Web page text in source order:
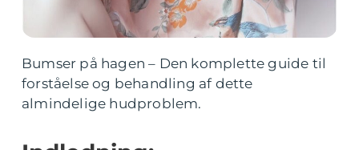
Bumser på hagen – Den komplette guide til
forståelse og behandling af dette
almindelige hudproblem.